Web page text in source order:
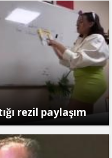
rezil paylaşım